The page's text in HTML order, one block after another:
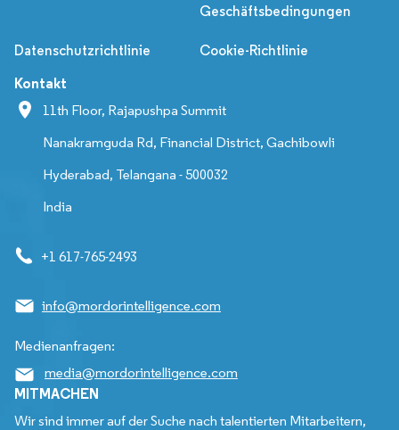
Geschäftsbedingungen
Datenschutzrichtlinie Cookie-Richtlinie
Kontakt
11th Floor, Rajapushpa Summit
Nanakramguda Rd, Financial District, Gachibowli
Hyderabad, Telangana - 500032
India
+1 617-765-2493
info@mordorintelligence.com
Medienanfragen:
media@mordorintelligence.com
MITMACHEN
Wir sind immer auf der Suche nach talentierten Mitarbeitern,